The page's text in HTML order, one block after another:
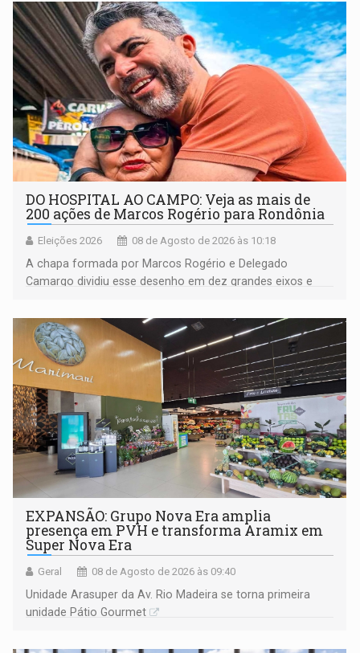
DO HOSPITAL AO CAMPO: Veja as mais de
200 ações de Marcos Rogério para Rondônia
Eleições 2026 08 de Agosto de 2026 às 10:18
A chapa formada por Marcos Rogério e Delegado
Camargo dividiu esse desenho em dez grandes eixos e
EXPANSÃO: Grupo Nova Era amplia
presença em PVH e transforma Aramix em
Super Nova Era
Geral 08 de Agosto de 2026 às 09:40
Unidade Arasuper da Av. Rio Madeira se torna primeira
unidade Pátio Gourmet